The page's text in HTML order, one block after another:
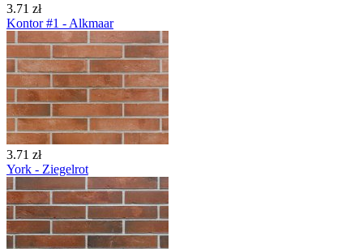
3.71 zł
Kontor #1 - Alkmaar
3.71 zł
York - Ziegelrot